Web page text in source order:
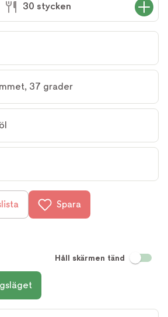
30 stycken
37 grader
Spara
Håll skärmen tänd